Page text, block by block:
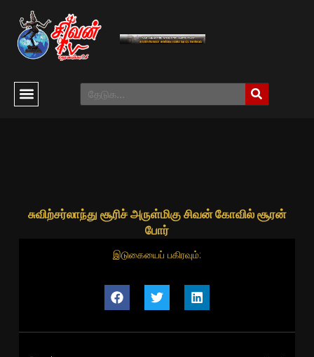
சுவிற்சர்லாந்து சூரிச் அருள்மிகு சிவன் கோவில் சூரன்
போர்
இடுகையைப் பகிரவும்: